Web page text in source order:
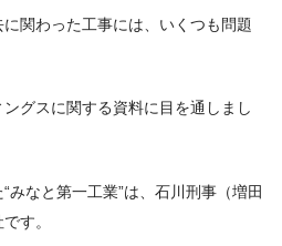
関わった工事には、いくつも問題
グスに関する資料に目を通しまし
みなと第一工業”は、石川刑事（増田
す。